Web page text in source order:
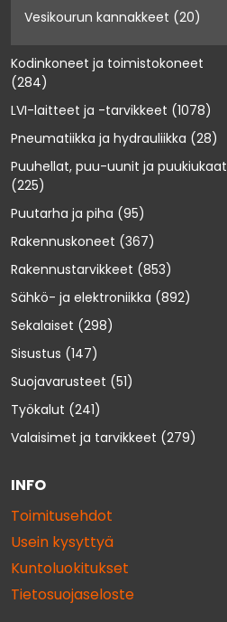
Vesikourun kannakkeet (20)
Kodinkoneet ja toimistokoneet
(284)
LVI-laitteet ja -tarvikkeet (1078)
Pneumatiikka ja hydrauliikka (28)
Puuhellat, puu-uunit ja puukiukaat
(225)
Puutarha ja piha (95)
Rakennuskoneet (367)
Rakennustarvikkeet (853)
Sähkö- ja elektroniikka (892)
Sekalaiset (298)
Sisustus (147)
Suojavarusteet (51)
Työkalut (241)
Valaisimet ja tarvikkeet (279)
INFO
Toimitusehdot
Usein kysyttyä
Kuntoluokitukset
Tietosuojaseloste